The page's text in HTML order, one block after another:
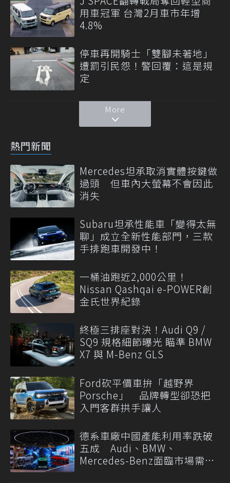
用車冠軍 台灣2月車市年增
4.8%
停車再開騎士「雙腳未著地」
遭罰引民怨！警回覆：這是規
定
More
熱門新聞
Mercedes坦承取消實體按鍵做
過頭 但車內大螢幕不會因此
消失
Subaru坦承性能車「變得太無
聊」成立全新性能部門，三款
手排跑車開發中！
一桶油跑近2,000公里！
Nissan Qashqai e-POWER創
金氏世界紀錄
終極三排座對決！Audi Q9 /
SQ9 規格細節曝光 瞄準 BMW
X7 與 M-Benz GLS
Ford砍平價車拚「越野界
Porsche」 品牌轉型卻恐把
入門客群拱手讓人
德系車廠中國產能利用率跌破
五成 Audi、BMW、
Mercedes-Benz面臨市場需求